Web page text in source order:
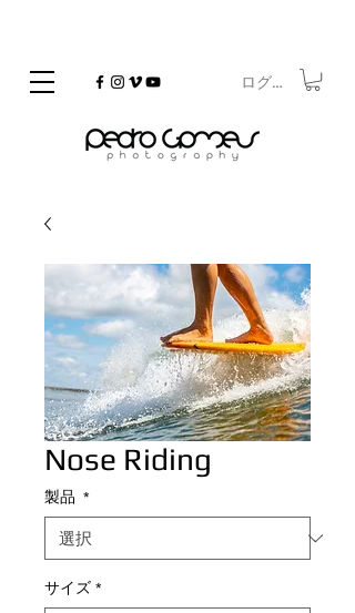
Copyrighted
ログイン
Nose Riding
製品 *
サイズ *